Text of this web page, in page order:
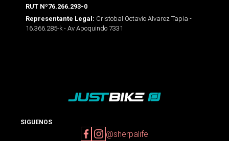
RUT Nº76.266.293-0
Representante Legal: Cristobal Octavio Alvarez Tapia -
16.366.285-k - Av Apoquindo 7331
SIGUENOS
@sherpalife